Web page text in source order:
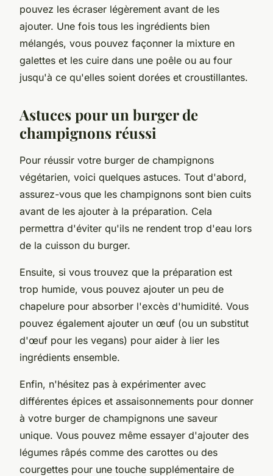
pouvez les écraser légèrement avant de les
ajouter. Une fois tous les ingrédients bien
mélangés, vous pouvez façonner la mixture en
galettes et les cuire dans une poêle ou au four
jusqu'à ce qu'elles soient dorées et croustillantes.
Astuces pour un burger de
champignons réussi
Pour réussir votre burger de champignons
végétarien, voici quelques astuces. Tout d'abord,
assurez-vous que les champignons sont bien cuits
avant de les ajouter à la préparation. Cela
permettra d'éviter qu'ils ne rendent trop d'eau lors
de la cuisson du burger.
Ensuite, si vous trouvez que la préparation est
trop humide, vous pouvez ajouter un peu de
chapelure pour absorber l'excès d'humidité. Vous
pouvez également ajouter un œuf (ou un substitut
d'œuf pour les vegans) pour aider à lier les
ingrédients ensemble.
Enfin, n'hésitez pas à expérimenter avec
différentes épices et assaisonnements pour donner
à votre burger de champignons une saveur
unique. Vous pouvez même essayer d'ajouter des
légumes râpés comme des carottes ou des
courgettes pour une touche supplémentaire de